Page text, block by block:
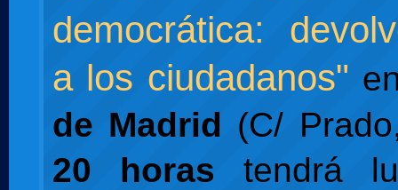
democrática:
a los ciudadanos"
de Madrid (C/
20 horas tendrá